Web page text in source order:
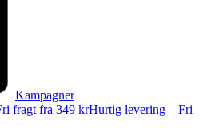
Kampagner
Hurtig levering – Fri